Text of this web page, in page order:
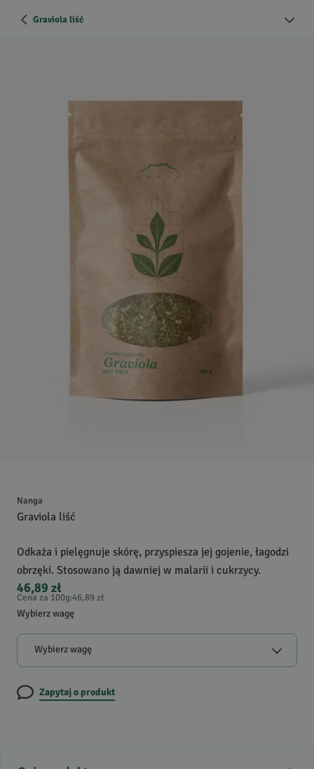
Graviola liść
Nanga
Graviola liść
Odkaża i pielęgnuje skórę, przyspiesza jej gojenie, łagodzi
obrzęki. Stosowano ją dawniej w malarii i cukrzycy.
46,89 zł
Cena za 100g:46,89 zł
Wybierz wagę
Wybierz wagę
Zapytaj o produkt